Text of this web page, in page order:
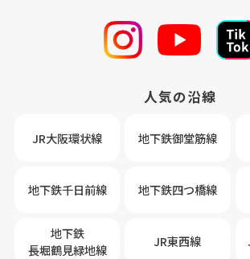
人気の沿線
JR大阪環状線 地下鉄御堂筋線
地下鉄千日前線 地下鉄四つ橋線
地下鉄
長堀鶴見緑地線
JR東西線